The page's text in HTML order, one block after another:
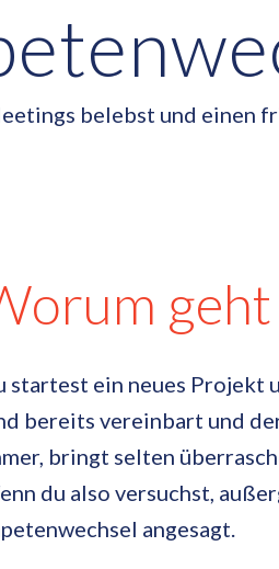
belebst und einen
geht
startest ein neues Projekt
bereits vereinbart und
bringt selten
du also versuchst,
angesagt.